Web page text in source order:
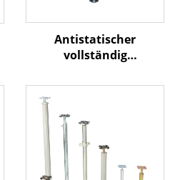
Antistatischer
vollständig
Bodenbelag – HPL-